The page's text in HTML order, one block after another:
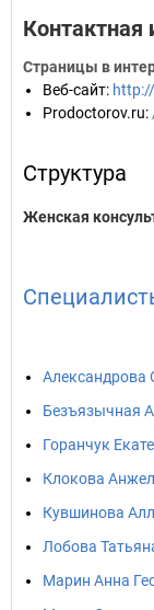
Страницы в
Веб-сайт:
Prodoctorov.ru:
Структура
Женская
Александрова
Безъязычная
Горанчук
Клокова
Кувшинова
Лобова
Марин Анна